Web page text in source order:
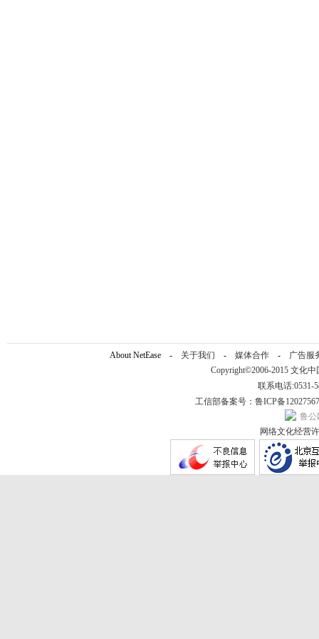
About NetEase - 关于我们 -媒体合作 - 广告服
Copyright©2006-2015 文化中
联系电话:0531-
工信部备案号：鲁ICP备
鲁公
网络文化经营